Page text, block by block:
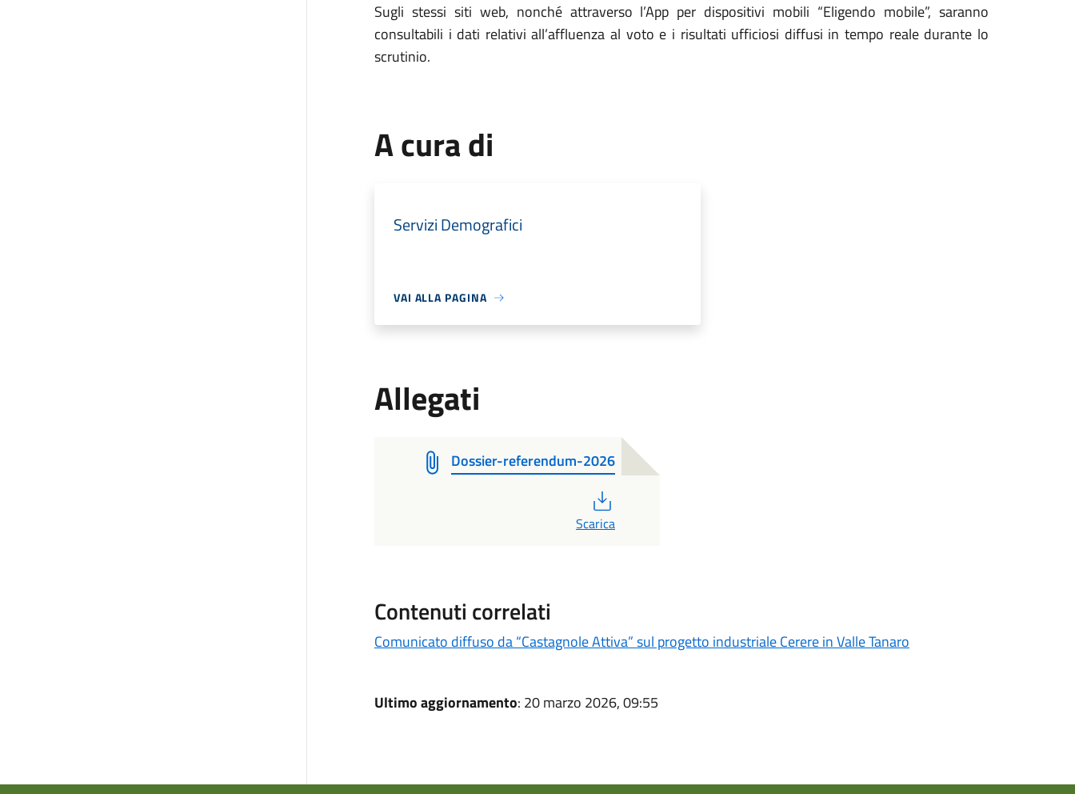
Sugli stessi siti web, nonché attraverso l’App per dispositivi mobili “Eligendo mobile”, saranno
consultabili i dati relativi all’affluenza al voto e i risultati ufficiosi diffusi in tempo reale durante lo
scrutinio.
A cura di
Servizi Demografici
VAI ALLA PAGINA
Allegati
Dossier-referendum-2026
Scarica
Contenuti correlati
Comunicato diffuso da “Castagnole Attiva” sul progetto industriale Cerere in Valle Tanaro
Ultimo aggiornamento: 20 marzo 2026, 09:55